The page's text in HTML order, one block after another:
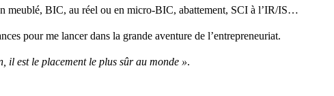
meublé, BIC, au réel ou en micro-BIC, abattement, SCI à l’IR/IS…
pour me lancer dans la grande aventure de l’entrepreneuriat.
il est le placement le plus sûr au monde ».